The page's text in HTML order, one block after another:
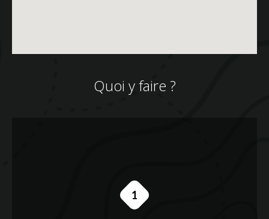
Quoi y faire ?
1